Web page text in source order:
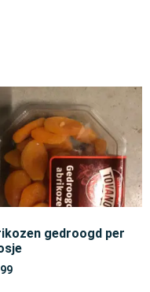
gedroogd per